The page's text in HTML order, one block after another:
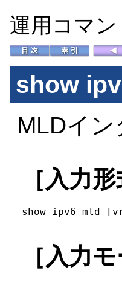
運用コマ
show
MLDイ
［入力形
show ipv6 mld
［入力モ